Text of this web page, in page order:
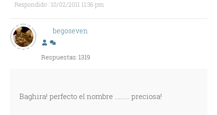
Respondido : 10/02/2011 11:36 pm
begoseven
Respuestas: 1319
Baghira! perfecto el nombre .......... preciosa!